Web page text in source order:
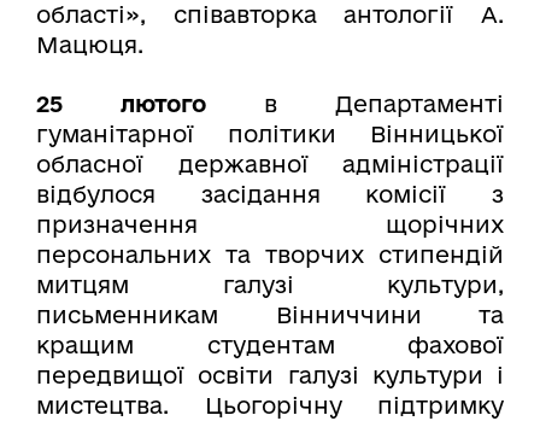
області», співавторка антології А.
Мацюця.
25 лютого в Департаменті
гуманітарної політики Вінницької
обласної державної адміністрації
відбулося засідання комісії з
призначення щорічних
персональних та творчих стипендій
митцям галузі культури,
письменникам Вінниччини та
кращим студентам фахової
передвищої освіти галузі культури і
мистецтва. Цьогорічну підтримку